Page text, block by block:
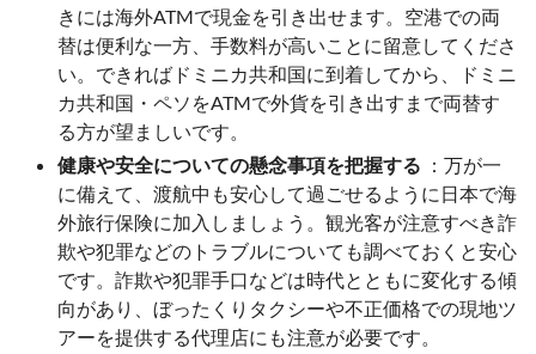
きには海外ATMで現金を引き出せます。空港での両
替は便利な一方、手数料が高いことに留意してくださ
い。できればドミニカ共和国に到着してから、ドミニ
カ共和国・ペソをATMで外貨を引き出すまで両替す
る方が望ましいです。
健康や安全についての懸念事項を把握する ：万が一
に備えて、渡航中も安心して過ごせるように日本で海
外旅行保険に加入しましょう。観光客が注意すべき詐
欺や犯罪などのトラブルについても調べておくと安心
です。詐欺や犯罪手口などは時代とともに変化する傾
向があり、ぼったくりタクシーや不正価格での現地ツ
アーを提供する代理店にも注意が必要です。